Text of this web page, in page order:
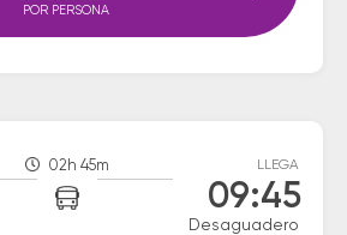
POR PERSONA
02h 45m LLEGA
09:45
Desaguadero